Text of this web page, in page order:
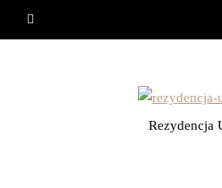
Rezydencja